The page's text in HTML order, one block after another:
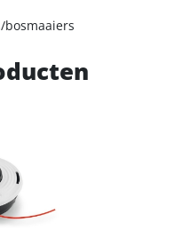
bosmaaiers